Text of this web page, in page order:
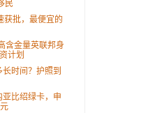
民
获批，最便宜的
含金量英联邦身
计划
时间？护照到
比绍绿卡，申